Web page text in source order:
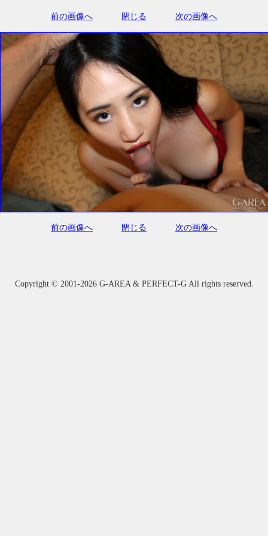
前の画像へ 閉じる 次の画像へ
前の画像へ 閉じる 次の画像へ
Copyright © 2001-2026 G-AREA & PERFECT-G All rights reserved.